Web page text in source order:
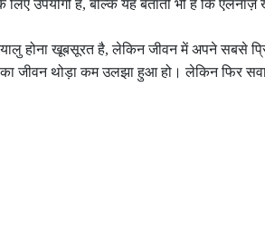
लिए उपयोगी है, बल्कि यह बताती भी है कि
होना खूबसूरत है, लेकिन जीवन में अपने सबसे
जीवन थोड़ा कम उलझा हुआ हो। लेकिन फिर